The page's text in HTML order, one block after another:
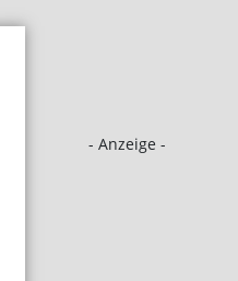
- Anzeige -